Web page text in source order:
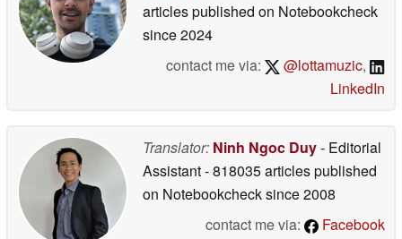
articles published on Notebookcheck
since 2024
contact me via:
@lottamuzic,
LinkedIn
Translator: Ninh Ngoc Duy- Editorial
Assistant- 818035 articles published
on Notebookchecksince 2008
contact me via:
Facebook